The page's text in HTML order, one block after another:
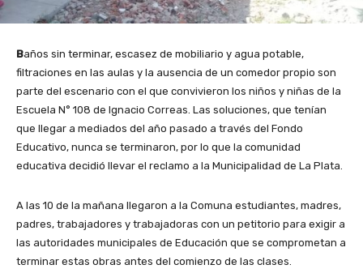
Baños sin terminar, escasez de mobiliario y agua potable,
filtraciones en las aulas y la ausencia de un comedor propio son
parte del escenario con el que convivieron los niños y niñas de la
Escuela N° 108 de Ignacio Correas. Las soluciones, que tenían
que llegar a mediados del año pasado a través del Fondo
Educativo, nunca se terminaron, por lo que la comunidad
educativa decidió llevar el reclamo a la Municipalidad de La Plata.
A las 10 de la mañana llegaron a la Comuna estudiantes, madres,
padres, trabajadores y trabajadoras con un petitorio para exigir a
las autoridades municipales de Educación que se comprometan a
terminar estas obras antes del comienzo de las clases.